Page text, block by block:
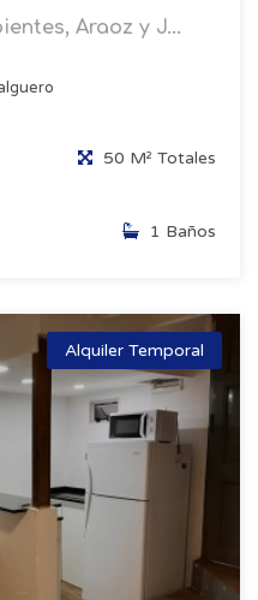
Araoz y J...
50 M² Totales
1 Baños
Alquiler Temporal